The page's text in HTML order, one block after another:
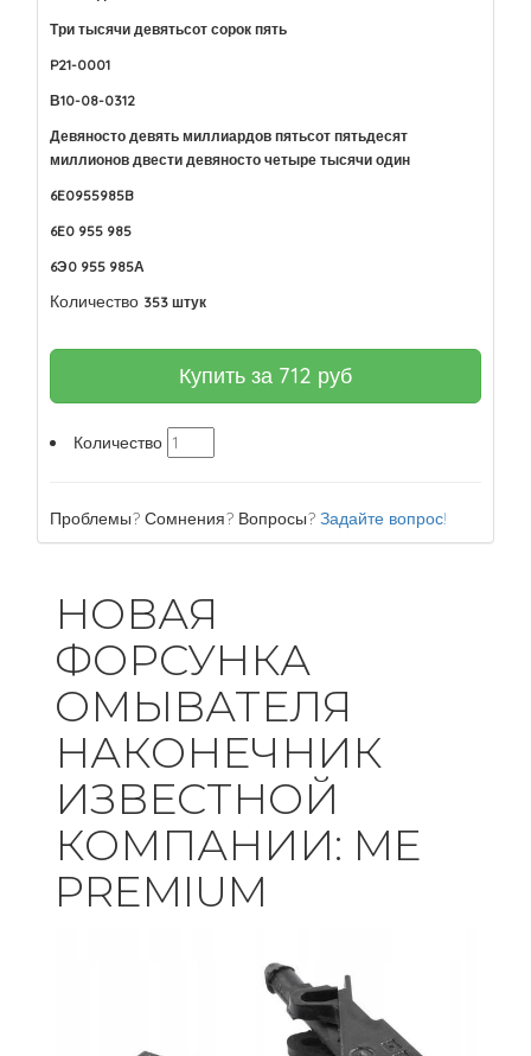
Три тысячи девятьсот сорок пять
P21-0001
В10-08-0312
Девяносто девять миллиардов пятьсот пятьдесят
миллионов двести девяносто четыре тысячи один
6E0955985B
6E0 955 985
6Э0 955 985А
Количество 353 штук
Купить за 712 руб
Количество
Проблемы? Сомнения? Вопросы? Задайте вопрос!
НОВАЯ
ФОРСУНКА
ОМЫВАТЕЛЯ
НАКОНЕЧНИК
ИЗВЕСТНОЙ
КОМПАНИИ: ME
PREMIUM